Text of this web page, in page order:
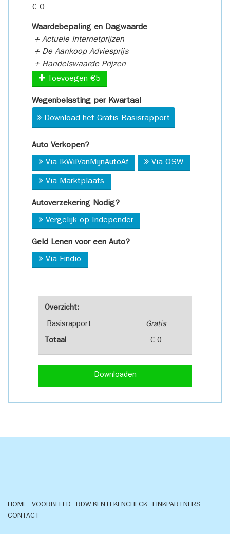
Overzicht:
Basisrapport Gratis
Totaal € 0
Downloaden
€ 0
Waardebepaling en Dagwaarde
+ Actuele Internetprijzen
+ De Aankoop Adviesprijs
+ Handelswaarde Prijzen
Toevoegen €5
Wegenbelasting per Kwartaal
Download het Gratis Basisrapport
Auto Verkopen?
Via IkWilVanMijnAutoAf Via OSW
Via Marktplaats
Autoverzekering Nodig?
Vergelijk op Independer
Geld Lenen voor een Auto?
Via Findio
HOME VOORBEELD RDW KENTEKENCHECK
LINKPARTNERS
CONTACT